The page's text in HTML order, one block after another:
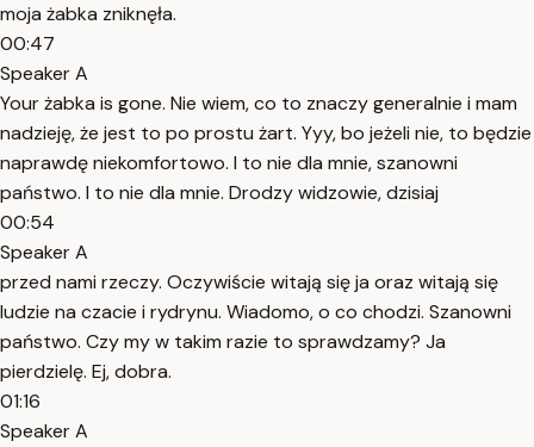
moja żabka zniknęła.
00:47
Speaker A
Your żabka is gone. Nie wiem, co to znaczy generalnie i mam
nadzieję, że jest to po prostu żart. Yyy, bo jeżeli nie, to będzie
naprawdę niekomfortowo. I to nie dla mnie, szanowni
państwo. I to nie dla mnie. Drodzy widzowie, dzisiaj
00:54
Speaker A
przed nami rzeczy. Oczywiście witają się ja oraz witają się
ludzie na czacie i rydrynu. Wiadomo, o co chodzi. Szanowni
państwo. Czy my w takim razie to sprawdzamy? Ja
pierdzielę. Ej, dobra.
01:16
Speaker A